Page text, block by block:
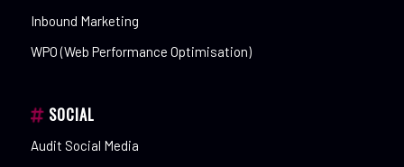
Inbound Marketing
WPO (Web Performance Optimisation)
SOCIAL
Audit Social Media